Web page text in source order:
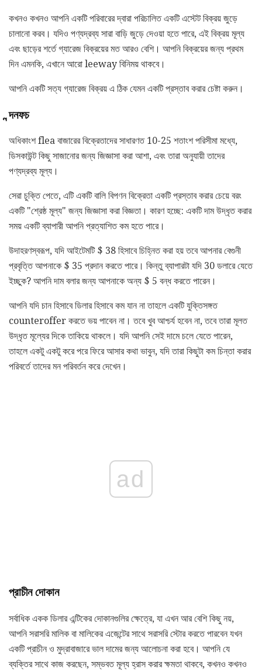
কখনও কখনও আপনি একটি পরিবারের দ্বারা পরিচালিত একটি এস্টেট বিক্রয় জুড়ে
চালানো করব। যদিও পণ্যদ্রব্য সারা বাড়ি জুড়ে দেওয়া হতে পারে, এই বিক্রয় মূল্য
এবং ছাড়ের শর্তে গ্যারেজ বিক্রয়ের মত আরও বেশি। আপনি বিক্রয়ের জন্য প্রথম
দিন এমনকি, এখানে আরো leeway বিনিময় থাকবে।
আপনি একটি সত্য গ্যারেজ বিক্রয় এ ঠিক যেমন একটি প্রস্তাব করার চেষ্টা করুন।
ন্দনফচ
অধিকাংশ flea বাজারের বিক্রেতাদের সাধারণত 10-25 শতাংশ পরিসীমা মধ্যে,
ডিসকাউন্ট কিছু সাজানোর জন্য জিজ্ঞাসা করা আশা, এবং তারা অনুযায়ী তাদের
পণ্যদ্রব্য মূল্য।
সেরা চুক্তি পেতে, এটি একটি বালি বিপণন বিক্রেতা একটি প্রস্তাব করার চেয়ে বরং
একটি "শ্রেষ্ঠ মূল্য" জন্য জিজ্ঞাসা করা বিজ্ঞতা। কারণ হচ্ছে: একটি দাম উদ্ধৃত করার
সময় একটি ব্যাপারী আপনি প্রত্যাশিত কম হতে পারে।
উদাহরণস্বরূপ, যদি আইটেমটি $ 38 হিসাবে চিহ্নিত করা হয় তবে আপনার বেগুনী
প্রবৃত্তি আপনাকে $ 35 প্রদান করতে পারে। কিন্তু ব্যাপারটা যদি 30 ডলারে যেতে
ইচ্ছুক? আপনি দাম বলার জন্য আপনাকে অন্য $ 5 বন্ধ করতে পারেন।
আপনি যদি চান হিসাবে ডিলার হিসাবে কম যান না তাহলে একটি যুক্তিসঙ্গত
counteroffer করতে ভয় পাবেন না। তবে খুব আশ্চর্য হবেন না, তবে তারা মূলত
উদ্ধৃত মূল্যের দিকে তাকিয়ে থাকলে। যদি আপনি সেই দামে চলে যেতে পারেন,
তাহলে একটু একটু করে পরে ফিরে আসার কথা ভাবুন, যদি তারা কিছুটা কম চিন্তা করার
পরিবর্তে তাদের মন পরিবর্তন করে দেখেন।
ad
প্রাচীন দোকান
সর্বাধিক একক ডিলার এন্টিকের দোকানগুলির ক্ষেত্রে, যা এখন আর বেশি কিছু নয়,
আপনি সরাসরি মালিক বা মালিকের এজেন্টের সাথে সরাসরি স্টোর করতে পারবেন যখন
একটি প্রাচীন ও মুদ্রাবাজারে ভাল দামের জন্য আলোচনা করা হবে। আপনি যে
ব্যক্তির সাথে কাজ করছেন, সম্ভবত মূল্য হ্রাস করার ক্ষমতা থাকবে, কখনও কখনও